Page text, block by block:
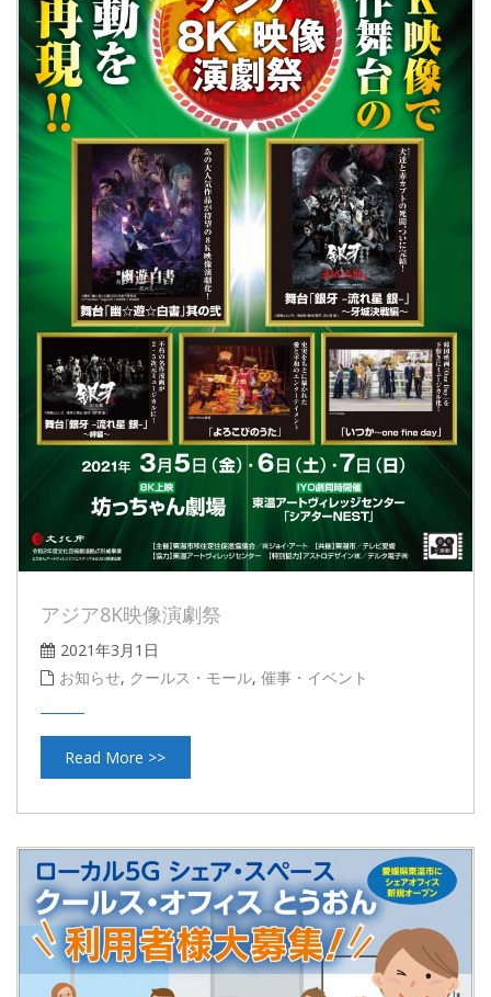
アジア8K映像演劇祭
2021年3月1日
お知らせ, クールス・モール, 催事・イベント
Read More >>